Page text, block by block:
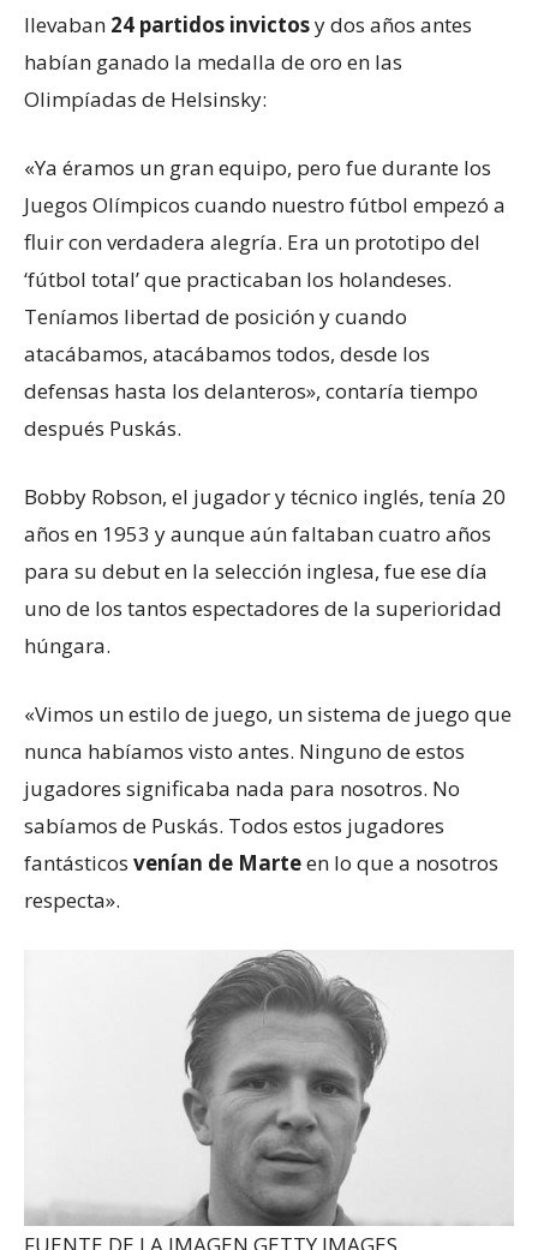
llevaban 24 partidos invictosy dos años antes
habían ganado la medalla de oro en las
Olimpíadas de Helsinsky:
«Ya éramos un gran equipo, pero fue durante los
Juegos Olímpicos cuando nuestro fútbol empezó a
fluir con verdadera alegría. Era un prototipo del
‘fútbol total’ que practicaban los holandeses.
Teníamos libertad de posición y cuando
atacábamos, atacábamos todos, desde los
defensas hasta los delanteros», contaría tiempo
después Puskás.
Bobby Robson, el jugador y técnico inglés, tenía 20
años en 1953 y aunque aún faltaban cuatro años
para su debut en la selección inglesa, fue ese día
uno de los tantos espectadores de la superioridad
húngara.
«Vimos un estilo de juego, un sistema de juego que
nunca habíamos visto antes. Ninguno de estos
jugadores significaba nada para nosotros. No
sabíamos de Puskás. Todos estos jugadores
fantásticos venían de Marteen lo que a nosotros
respecta».
FUENTE DE LA IMAGEN,GETTY IMAGES